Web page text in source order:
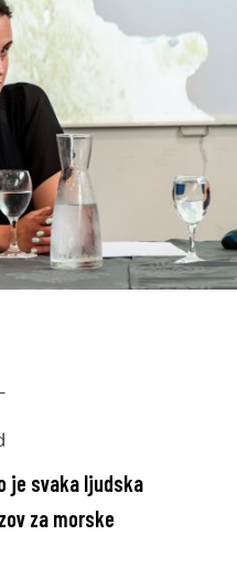
je svaka ljudska
za morske